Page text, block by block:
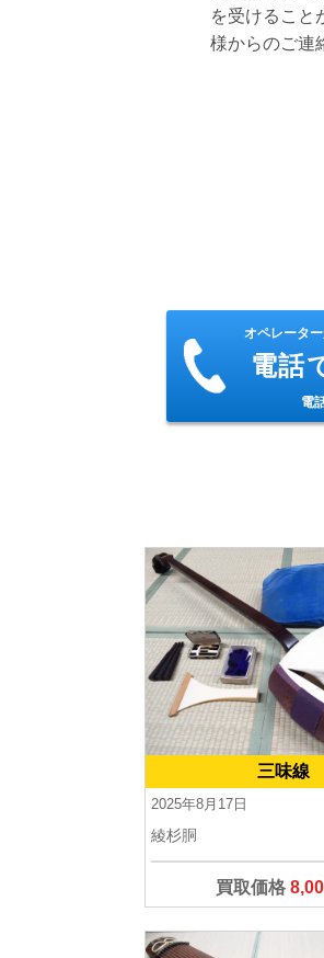
を受けること
様からのご連
オペレータ
電話
電
三味線
2025年8月17日
綾杉胴
買取価格